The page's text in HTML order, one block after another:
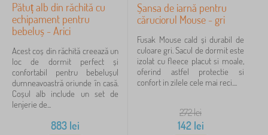
Pătuț alb din răchită cu
echipament pentru
bebeluș - Arici
Acest coș din răchită creează un
loc de dormit perfect și
confortabil pentru bebelușul
dumneavoastră oriunde în casă.
Coșul alb include un set de
lenjerie de...
883 lei
Șansa de iarnă pentru
căruciorul Mouse - gri
Fusak Mouse cald și durabil de
culoare gri. Sacul de dormit este
izolat cu fleece placut si moale,
oferind astfel protectie si
confort in zilele cele mai reci....
272lei
142lei